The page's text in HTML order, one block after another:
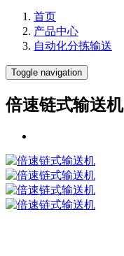
首页
产品中心
自动化分拣输送
Toggle navigation
倍速链式输送机